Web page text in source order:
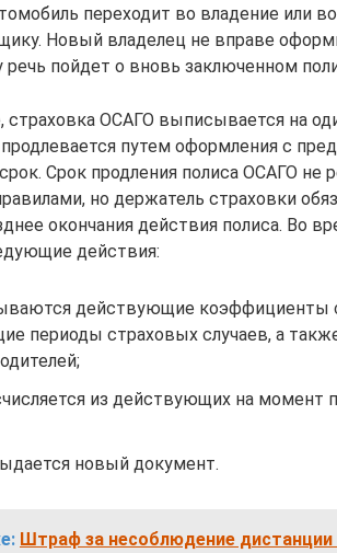
переходит во владение или
Новый владелец не вправе
речь пойдет о вновь заключенном
страховка ОСАГО выписывается на
продлевается путем оформления с
Срок продления полиса ОСАГО не
но держатель страховки
окончания действия полиса. Во
действия:
действующие коэффициенты
периоды страховых случаев, а
из действующих на момент
новый документ.
Штраф за несоблюдение